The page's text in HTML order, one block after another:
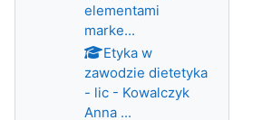
elementami
marke...
Etyka w
zawodzie dietetyka
- lic - Kowalczyk
Anna ...